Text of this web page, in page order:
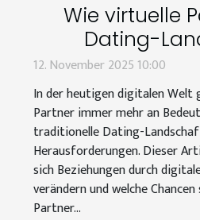
Wie virtuelle
Dating-
12. November 2025 10:00
In der heutigen digitalen Welt
Partner immer mehr an
traditionelle Dating-
Herausforderungen. Dieser
sich Beziehungen durch
verändern und welche
Partner...